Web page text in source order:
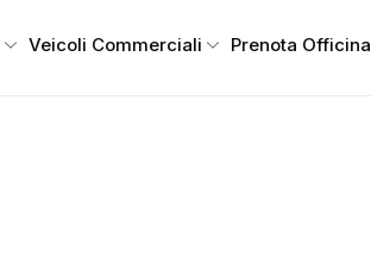
Veicoli Commerciali Prenota Officina